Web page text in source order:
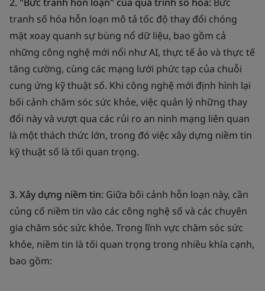
tranh số hóa hỗn loạn mô tả tốc độ thay đổi chóng
mặt xoay quanh sự bùng nổ dữ liệu, bao gồm cả
những công nghệ mới nổi như AI, thực tế ảo và thực tế
tăng cường, cùng các mạng lưới phức tạp của chuỗi
cung ứng kỹ thuật số. Khi công nghệ mới định hình lại
bối cảnh chăm sóc sức khỏe, việc quản lý những thay
đổi này và vượt qua các rủi ro an ninh mạng liên quan
là một thách thức lớn, trong đó việc xây dựng niềm tin
kỹ thuật số là tối quan trọng.
3. Xây dựng niềm tin: Giữa bối cảnh hỗn loạn này, cần
củng cố niềm tin vào các công nghệ số và các chuyên
gia chăm sóc sức khỏe. Trong lĩnh vực chăm sóc sức
khỏe, niềm tin là tối quan trọng trong nhiều khía cạnh,
bao gồm: